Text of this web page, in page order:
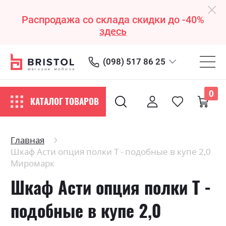
Распродажа со склада скидки до -40%
здесь
(098) 517 86 25
КАТАЛОГ ТОВАРОВ
0
Главная
Шкаф Асти опция полки Т - подобные в купе 2,0
Миромарк
Шкаф Асти опция полки Т -
подобные в купе 2,0